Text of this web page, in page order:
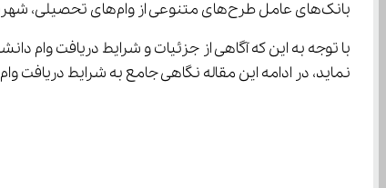
بانک‌های عامل طرح‌های متنوعی از وام‌های تحصیلی، شهریه، ضروری و ودیعه مسکن را به دانشجویان عرضه کرده‌اند تا فشار اقتصادی را در حد توان برای این قشر کاهش دهند.
نماید، در ادامه این مقاله نگاهی جامع به شرایط دریافت وام‌های دانشجویی در سال تحصیلی جاری خواهیم داشت. تا پایان این مقاله با ما همراه باشید.